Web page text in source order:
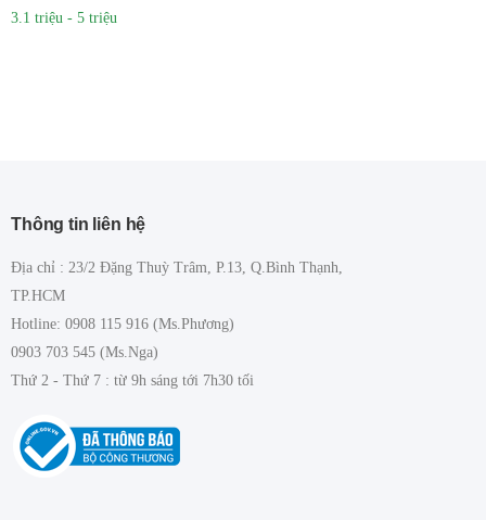
3.1 triệu - 5 triệu
Thông tin liên hệ
Địa chỉ : 23/2 Đặng Thuỳ Trâm, P.13, Q.Bình Thạnh,
TP.HCM
Hotline: 0908 115 916 (Ms.Phương)
0903 703 545 (Ms.Nga)
Thứ 2 - Thứ 7 : từ 9h sáng tới 7h30 tối